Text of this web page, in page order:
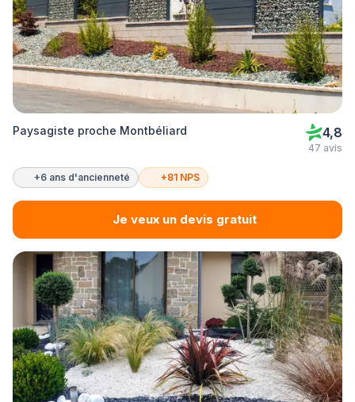
Paysagiste proche Montbéliard 4,8
47 avis
+6 ans d'ancienneté +81 NPS
Je veux un devis gratuit